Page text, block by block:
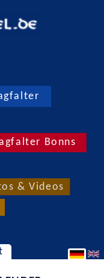
Bonns
& Videos